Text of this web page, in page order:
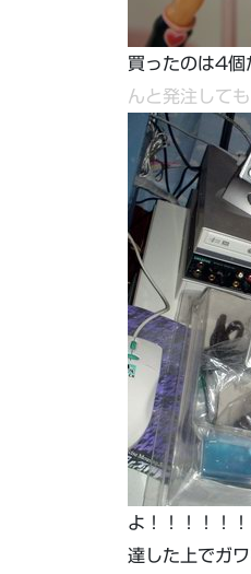
買ったのは4個
んと発注して
よ！！！！！
達した上でガ